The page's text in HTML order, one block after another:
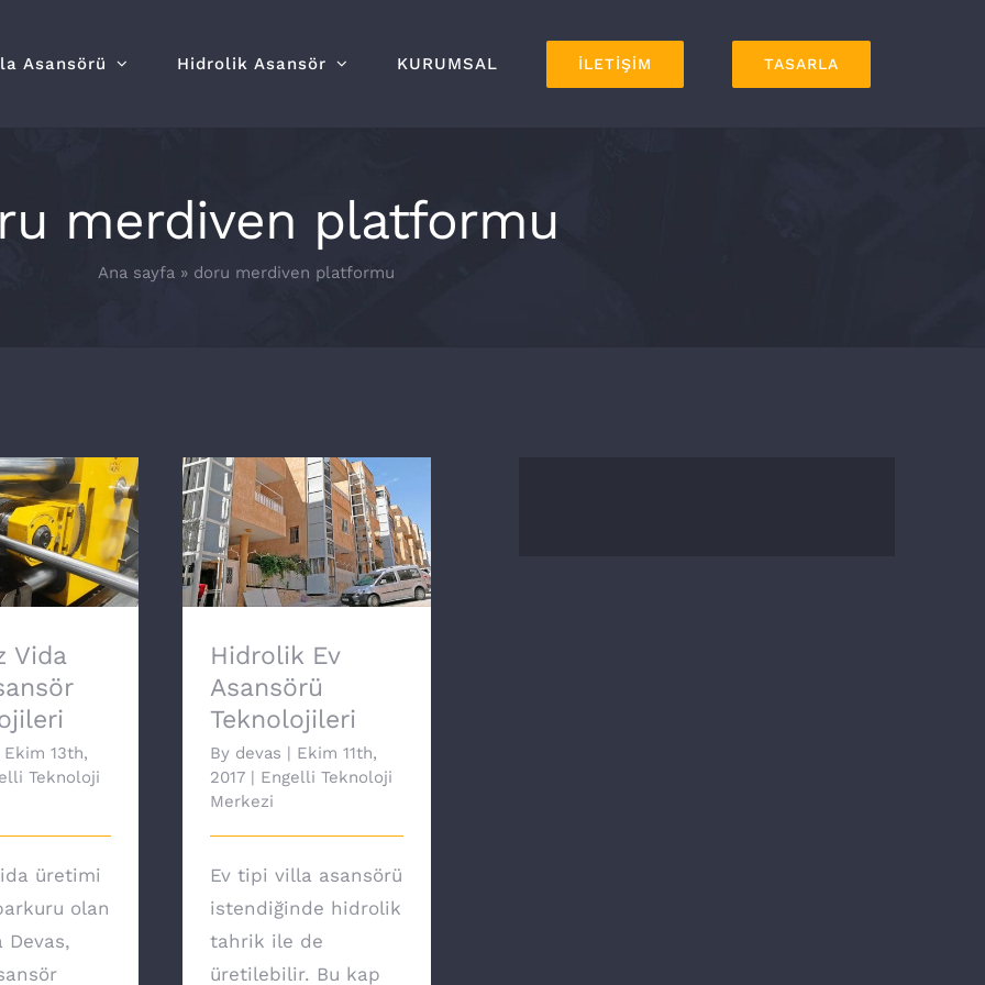
Asansörü Hidrolik Asansör KURUMSAL İLETİŞİM TASARLA
merdiven platformu
Ana sayfa » doru merdiven platformu
Vida Milli
Vida
Ekim 13th,
Teknoloji
üretimi
olan
Hidrolik Ev Asansörü
Teknolojileri
Hidrolik Ev
Asansörü
Teknolojileri
By devas | Ekim 11th,
2017 | Engelli Teknoloji
Merkezi
Ev tipi villa asansörü
istendiğinde hidrolik
tahrik ile de
üretilebilir. Bu kap